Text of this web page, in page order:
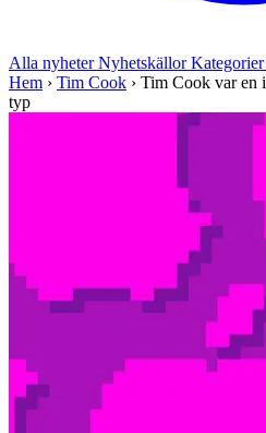
Alla nyheterNyhetskällorKategorier
Hem › Tim Cook › Tim Cook var en
typ